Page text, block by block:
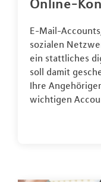
Online-
E-Mail-
sozialen
ein stattliches
soll damit
Ihre
wichtigen